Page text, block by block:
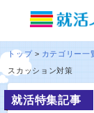
トップ カテゴリー一
スカッション対策
就活特集記事